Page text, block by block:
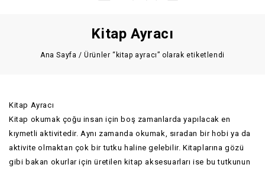
Kitap Ayracı
Ana Sayfa /Ürünler “kitap ayracı” olarak etiketlendi
Kitap Ayracı
Kitap okumak çoğu insan için boş zamanlarda yapılacak en
kıymetli aktivitedir. Aynı zamanda okumak, sıradan bir hobi ya da
aktivite olmaktan çok bir tutku haline gelebilir. Kitaplarına gözü
gibi bakan okurlar için üretilen kitap aksesuarları ise bu tutkunun